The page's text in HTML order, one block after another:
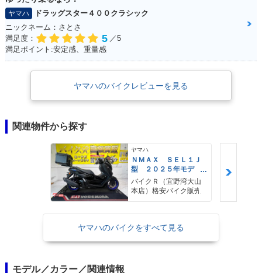
ヤマハ
ドラッグスター４００クラシック
ニックネーム：さとさ
満足度：
5 ／5
満足ポイント:安定感、重量感
ヤマハのバイクレビューを見る
関連物件から探す
ヤマハ
ＮＭＡＸ ＳＥＬ１Ｊ
型 ２０２５年モデ
ル ＡＢＳ キーレ
ス リアキャリア リ
アＢＯＸ
バイクＲ（宜野湾大山
本店）格安バイク販売
ヤマハのバイクをすべて見る
モデル／カラー／関連情報